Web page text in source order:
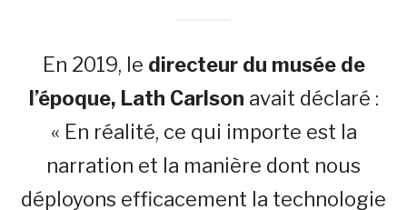
En 2019, le directeur du musée de
l’époque, Lath Carlson avait déclaré :
« En réalité, ce qui importe est la
narration et la manière dont nous
déployons efficacement la technologie